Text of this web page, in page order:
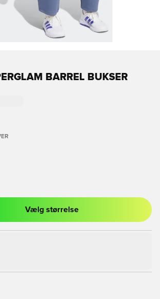
BARREL BUKSER
at logge ind eller tilmelde dig som medlem
Vælg størrelse